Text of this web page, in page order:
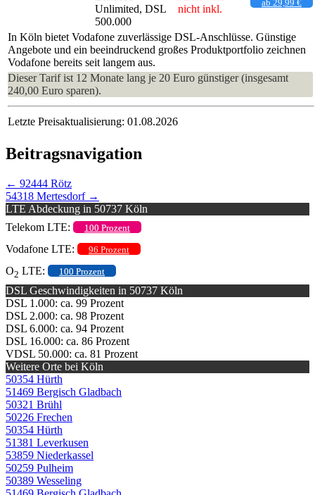
Unlimited, DSL
500.000
nicht inkl.
ab 29,99 €
In Köln bietet Vodafone zuverlässige DSL-Anschlüsse. Günstige
Angebote und ein beeindruckend großes Produktportfolio zeichnen
Vodafone bereits seit langem aus.
Dieser Tarif ist 12 Monate lang je 20 Euro günstiger (insgesamt
240,00 Euro sparen).
Letzte Preisaktualisierung: 01.08.2026
Beitragsnavigation
← 92444 Rötz
54318 Mertesdorf →
LTE Abdeckung in 50737 Köln
Telekom LTE:
100 Prozent
Vodafone LTE: 96 Prozent
O2 LTE: 100 Prozent
DSL Geschwindigkeiten in 50737 Köln
DSL 1.000: ca. 99 Prozent
DSL 2.000: ca. 98 Prozent
DSL 6.000: ca. 94 Prozent
DSL 16.000: ca. 86 Prozent
VDSL 50.000: ca. 81 Prozent
Weitere Orte bei Köln
50354 Hürth
51469 Bergisch Gladbach
50321 Brühl
50226 Frechen
50354 Hürth
51381 Leverkusen
53859 Niederkassel
50259 Pulheim
50389 Wesseling